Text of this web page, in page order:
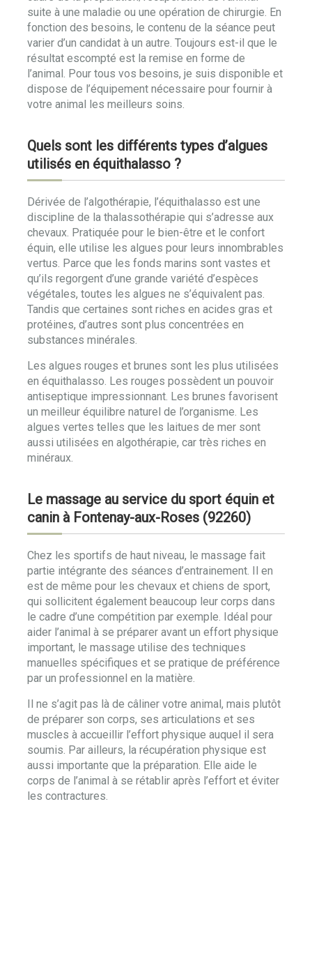
suite à une maladie ou une opération de chirurgie. En
fonction des besoins, le contenu de la séance peut
varier d’un candidat à un autre. Toujours est-il que le
résultat escompté est la remise en forme de
l’animal. Pour tous vos besoins, je suis disponible et
dispose de l’équipement nécessaire pour fournir à
votre animal les meilleurs soins.
Quels sont les différents types d’algues
utilisés en équithalasso ?
Dérivée de l’algothérapie, l’équithalasso est une
discipline de la thalassothérapie qui s’adresse aux
chevaux. Pratiquée pour le bien-être et le confort
équin, elle utilise les algues pour leurs innombrables
vertus. Parce que les fonds marins sont vastes et
qu’ils regorgent d’une grande variété d’espèces
végétales, toutes les algues ne s’équivalent pas.
Tandis que certaines sont riches en acides gras et
protéines, d’autres sont plus concentrées en
substances minérales.
Les algues rouges et brunes sont les plus utilisées
en équithalasso. Les rouges possèdent un pouvoir
antiseptique impressionnant. Les brunes favorisent
un meilleur équilibre naturel de l’organisme. Les
algues vertes telles que les laitues de mer sont
aussi utilisées en algothérapie, car très riches en
minéraux.
Le massage au service du sport équin et
canin à Fontenay-aux-Roses (92260)
Chez les sportifs de haut niveau, le massage fait
partie intégrante des séances d’entrainement. Il en
est de même pour les chevaux et chiens de sport,
qui sollicitent également beaucoup leur corps dans
le cadre d’une compétition par exemple. Idéal pour
aider l’animal à se préparer avant un effort physique
important, le massage utilise des techniques
manuelles spécifiques et se pratique de préférence
par un professionnel en la matière.
Il ne s’agit pas là de câliner votre animal, mais plutôt
de préparer son corps, ses articulations et ses
muscles à accueillir l’effort physique auquel il sera
soumis. Par ailleurs, la récupération physique est
aussi importante que la préparation. Elle aide le
corps de l’animal à se rétablir après l’effort et éviter
les contractures.